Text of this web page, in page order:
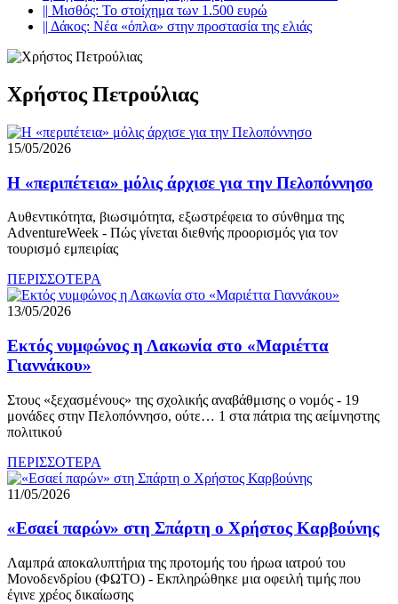
|| Μισθός: Το στοίχημα των 1.500 ευρώ
|| Δάκος: Νέα «όπλα» στην προστασία της ελιάς
Χρήστος Πετρούλιας
15/05/2026
Η «περιπέτεια» μόλις άρχισε για την Πελοπόννησο
Αυθεντικότητα, βιωσιμότητα, εξωστρέφεια το σύνθημα της
AdventureWeek - Πώς γίνεται διεθνής προορισμός για τον
τουρισμό εμπειρίας
ΠΕΡΙΣΣΟΤΕΡΑ
13/05/2026
Εκτός νυμφώνος η Λακωνία στο «Μαριέττα
Γιαννάκου»
Στους «ξεχασμένους» της σχολικής αναβάθμισης ο νομός - 19
μονάδες στην Πελοπόννησο, ούτε… 1 στα πάτρια της αείμνηστης
πολιτικού
ΠΕΡΙΣΣΟΤΕΡΑ
11/05/2026
«Εσαεί παρών» στη Σπάρτη ο Χρήστος Καρβούνης
Λαμπρά αποκαλυπτήρια της προτομής του ήρωα ιατρού του
Μονοδενδρίου (ΦΩΤΟ) - Εκπληρώθηκε μια οφειλή τιμής που
έγινε χρέος δικαίωσης